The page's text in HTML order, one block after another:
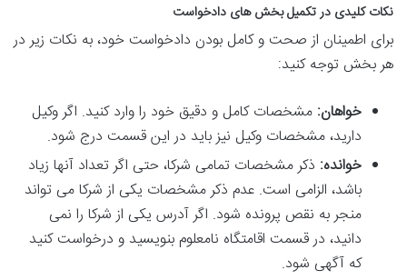
نکات کلیدی در تکمیل بخش های دادخواست
برای اطمینان از صحت و کامل بودن دادخواست خود، به نکات زیر در
هر بخش توجه کنید:
خواهان: مشخصات کامل و دقیق خود را وارد کنید. اگر وکیل
دارید، مشخصات وکیل نیز باید در این قسمت درج شود.
خوانده: ذکر مشخصات تمامی شرکا، حتی اگر تعداد آنها زیاد
باشد، الزامی است. عدم ذکر مشخصات یکی از شرکا می تواند
منجر به نقص پرونده شود. اگر آدرس یکی از شرکا را نمی
دانید، در قسمت اقامتگاه نامعلوم بنویسید و درخواست کنید
که آگهی شود.